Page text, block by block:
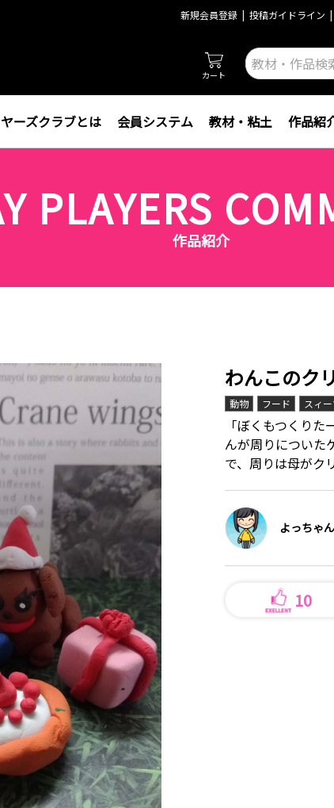
新規会員登録 投稿ガイドライン
カート
ーズクラブとは 会員システム 教材・粘土 作品紹
PLAYERS
作品紹介
わんこのク
動物 フード スィ
「ぼくもつくり
んが周りについた
で、周りは母がク
よっちゃん
10